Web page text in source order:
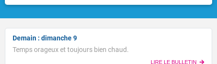
Demain : dimanche 9
Temps orageux et toujours bien chaud.
LIRE LE BULLETIN